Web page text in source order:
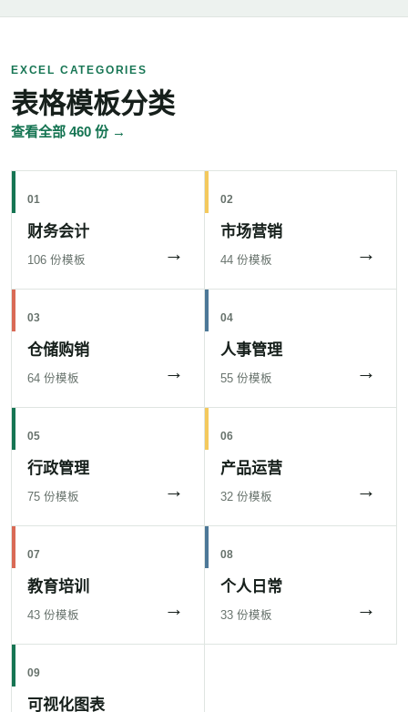
EXCEL CATEGORIES
表格模板分类
查看全部 460 份 →
01
财务会计
106 份模板 →
02
市场营销
44 份模板 →
03
仓储购销
64 份模板 →
04
人事管理
55 份模板 →
05
行政管理
75 份模板 →
06
产品运营
32 份模板 →
07
教育培训
43 份模板 →
08
个人日常
33 份模板 →
09
可视化图表